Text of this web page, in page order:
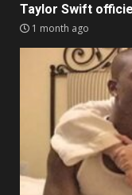
Taylor Swift
1 month ago